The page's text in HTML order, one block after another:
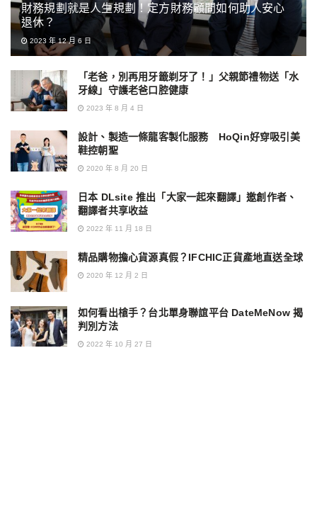
財務規劃就是人生規劃！定方財務顧問如何助人安心
退休？
2023 年 12 月 6 日
「老爸，別再用牙籤剃牙了！」父親節禮物送「水
牙線」守護老爸口腔健康
2023 年 8 月 4 日
設計、製造一條龍客製化服務 HoQin好穿吸引美
鞋控朝聖
2020 年 8 月 20 日
日本 DLsite 推出「大家一起來翻譯」邀創作者、
翻譯者共享收益
2022 年 11 月 18 日
精品購物擔心貨源真假？IFCHIC正貨產地直送全球
2020 年 12 月 2 日
如何看出槍手？台北單身聯誼平台 DateMeNow 揭
判別方法
2022 年 10 月 27 日